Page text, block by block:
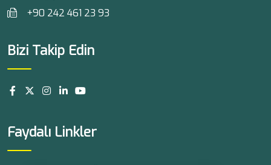
+90 242 461 23 93
Bizi Takip Edin
Faydalı Linkler